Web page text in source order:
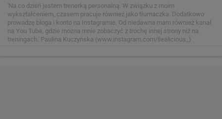
'Na co dzień jestem trenerką personalną. W związku z moim
wykształceniem, czasem pracuje również jako tłumaczka. Dodatkowo
prowadzę bloga i konto na Instagramie. Od niedawna mam również kanał
na You Tube, gdzie można mnie zobaczyć z trochę innej strony niż na
treningach.' Paulina Kuczyńska (www.instagram.com/llealicious_)